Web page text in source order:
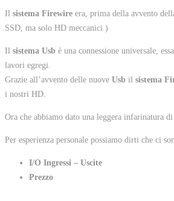
Il sistema Firewire era, prima della avvento
SSD, ma solo HD meccanici )
Il sistema Usb è una connessione universale,
lavori egregi.
Grazie all’avvento delle nuove Usb il sistema
i nostri HD.
Ora che abbiamo dato una leggera infarinatura
Per esperienza personale possiamo dirti che ci
I/O Ingressi – Uscite
Prezzo